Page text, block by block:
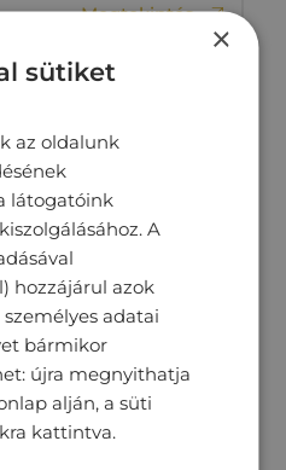
Megtekintés
×
sütiket
az oldalunk
látogatóink
A
hozzájárul azok
adatai
bármikor
újra megnyithatja
alján, a süti
kattintva.